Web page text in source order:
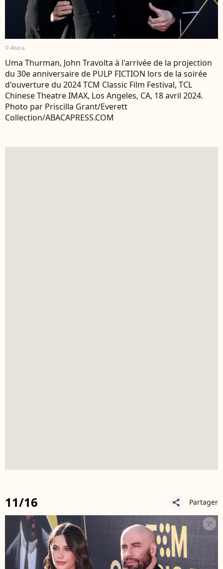
© Abaca
Uma Thurman, John Travolta à l'arrivée de la projection
du 30e anniversaire de PULP FICTION lors de la soirée
d'ouverture du 2024 TCM Classic Film Festival, TCL
Chinese Theatre IMAX, Los Angeles, CA, 18 avril 2024.
Photo par Priscilla Grant/Everett
Collection/ABACAPRESS.COM
11/16 share Partager